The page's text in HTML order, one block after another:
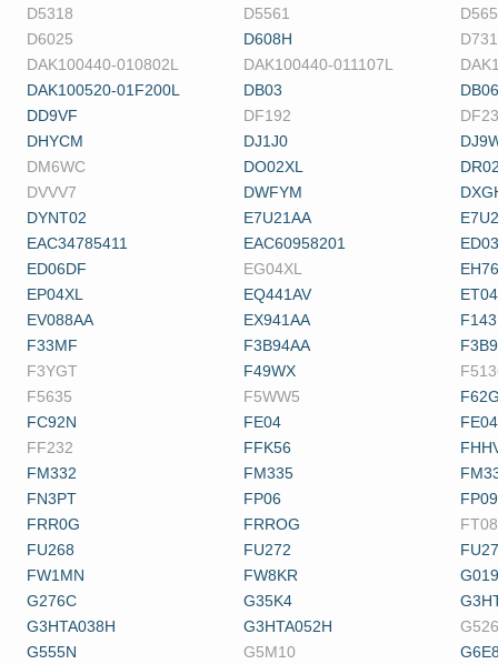
D5318
D5561
D6025
D608H
DAK100440-010802L
DAK100440-011107L
DAK100520-01F200L
DB03
DB06
DD9VF
DF192
DHYCM
DJ1J0
DM6WC
DO02XL
DVVV7
DWFYM
DYNT02
E7U21AA
EAC34785411
EAC60958201
ED03
ED06DF
EG04XL
EP04XL
EQ441AV
EV088AA
EX941AA
F33MF
F3B94AA
F3YGT
F49WX
F5635
F5WW5
FC92N
FE04
FF232
FFK56
FM332
FM335
FN3PT
FP06
FP09
FRR0G
FRROG
FU268
FU272
FW1MN
FW8KR
G276C
G35K4
G3HTA038H
G3HTA052H
G555N
G5M10